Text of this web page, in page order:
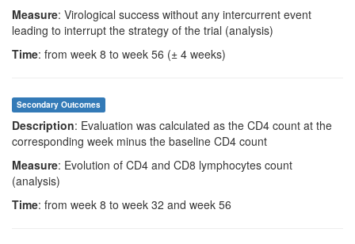
Measure: Virological success without any intercurrent event
leading to interrupt the strategy of the trial (analysis)
Time: from week 8 to week 56 (± 4 weeks)
Secondary Outcomes
Description: Evaluation was calculated as the CD4 count at the
corresponding week minus the baseline CD4 count
Measure: Evolution of CD4 and CD8 lymphocytes count
(analysis)
Time: from week 8 to week 32 and week 56